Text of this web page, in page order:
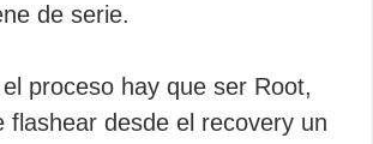
de serie.
proceso hay que ser Root,
flashear desde el recovery un